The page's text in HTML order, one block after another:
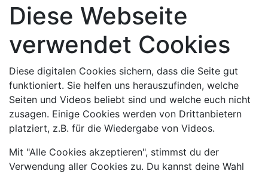
Diese Webseite
verwendet Cookies
Diese digitalen Cookies sichern, dass die Seite gut
funktioniert. Sie helfen uns herauszufinden, welche
Seiten und Videos beliebt sind und welche euch nicht
zusagen. Einige Cookies werden von Drittanbietern
platziert, z.B. für die Wiedergabe von Videos.
Mit "Alle Cookies akzeptieren", stimmst du der
Verwendung aller Cookies zu. Du kannst deine Wahl